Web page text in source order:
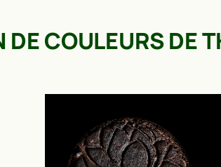
COULEURS DE